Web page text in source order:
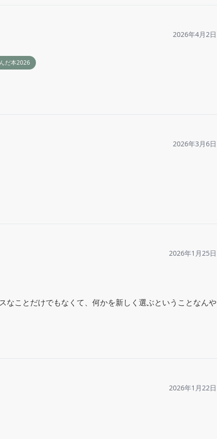
2026年4月2日
だ本2026
2026年3月6日
2026年1月25日
なことだけでもなくて、何かを新しく選ぶということなんや
2026年1月22日